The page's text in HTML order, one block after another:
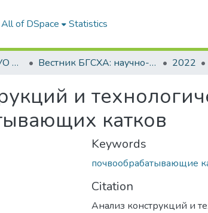
All of DSpace Statistics
Научная периодика УО БГСХА Вестник БГСХА: научно-методический журнал Белорусской государственной сельскохозяйственной академии 2022
и
катков
Keywords
почвообрабатывающие
Citation
Анализ конструкций и